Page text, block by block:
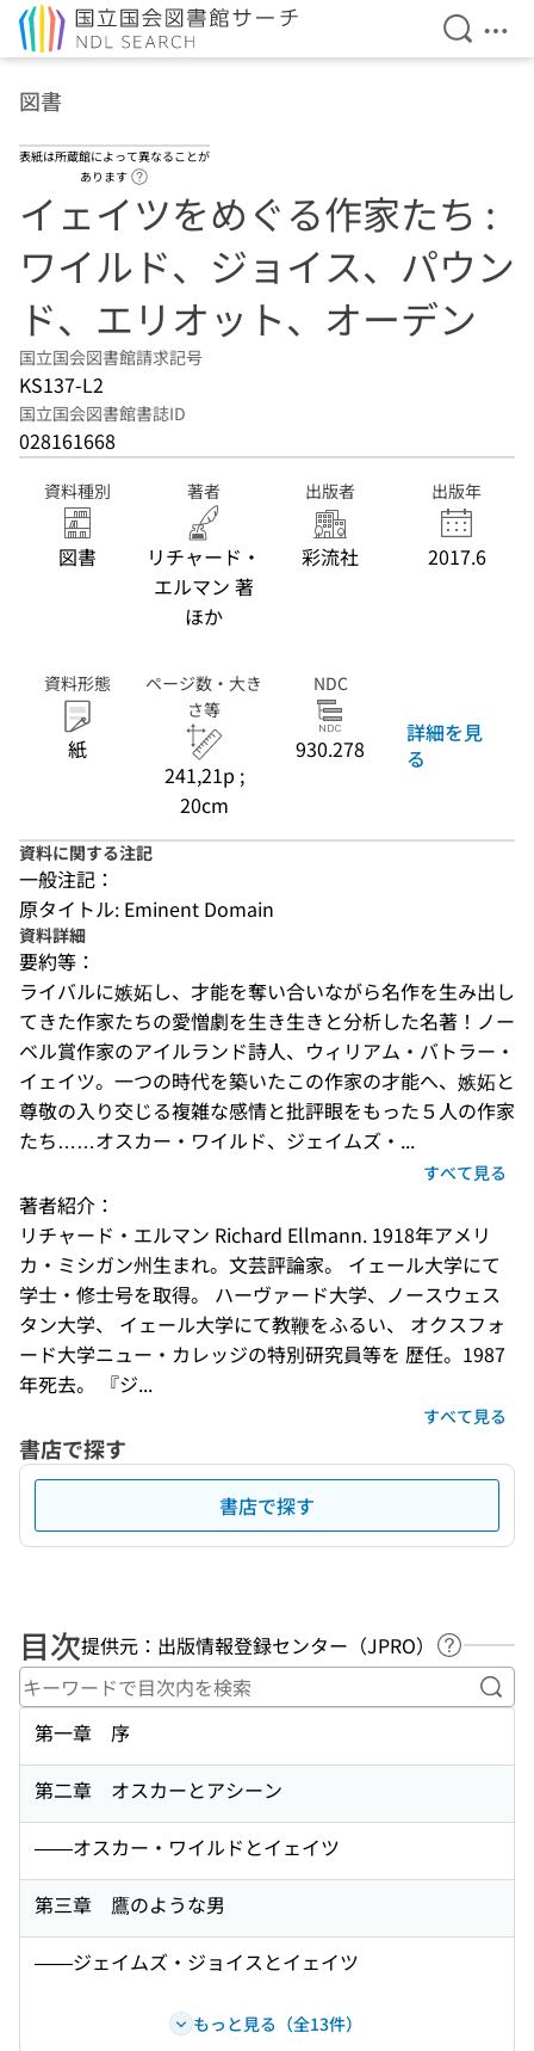
検索を
メ
図書
表紙は所蔵館によって異なることが
あります
イェイツをめぐる作家たち :
ワイルド、ジョイス、パウン
ド、エリオット、オーデン
国立国会図書館請求記号
KS137-L2
国立国会図書館書誌ID
028161668
資料種別
図書
著者
リチャード・
エルマン 著
ほか
出版者
彩流社
出版年
2017.6
資料形態
紙
ページ数・大き
さ等
241,21p ;
20cm
NDC
930.278
詳細を見
る
資料に関する注記
一般注記：
原タイトル: Eminent Domain
資料詳細
要約等：
ライバルに嫉妬し、才能を奪い合いながら名作を生み出し
てきた作家たちの愛憎劇を生き生きと分析した名著！ノー
ベル賞作家のアイルランド詩人、ウィリアム・バトラー・
イェイツ。一つの時代を築いたこの作家の才能へ、嫉妬と
尊敬の入り交じる複雑な感情と批評眼をもった５人の作家
たち……オスカー・ワイルド、ジェイムズ・...
すべて見る
著者紹介：
リチャード・エルマン Richard Ellmann. 1918年アメリ
カ・ミシガン州生まれ。文芸評論家。 イェール大学にて
学士・修士号を取得。 ハーヴァード大学、ノースウェス
タン大学、 イェール大学にて教鞭をふるい、 オクスフォ
ード大学ニュー・カレッジの特別研究員等を 歴任。1987
年死去。 『ジ...
すべて見る
書店で探す
書店で探す
目次提供元：出版情報登録センター（JPRO）
ヘルプペ
キ
第一章 序
第二章 オスカーとアシーン
——オスカー・ワイルドとイェイツ
第三章 鷹のような男
——ジェイムズ・ジョイスとイェイツ
もっと見る（全13件）